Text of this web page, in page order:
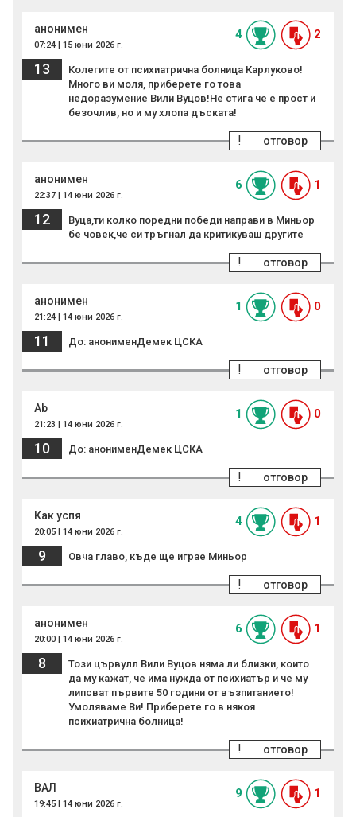
анонимен
07:24 | 15 юни 2026 г.
4 2
13
Колегите от психиатрична болница Карлуково!
Много ви моля, приберете го това
недоразумение Вили Вуцов!Не стига че е пpocт и
безочлив, но и му хлопа дъската!
отговор
!
анонимен
22:37 | 14 юни 2026 г.
6 1
12
Вуца,ти колко поредни победи направи в Миньор
бе човек,че си тръгнал да критикуваш другите
отговор
!
анонимен
21:24 | 14 юни 2026 г.
1 0
11 До: анонименДемек ЦСКА
отговор
!
Ab
21:23 | 14 юни 2026 г.
1 0
10 До: анонименДемек ЦСКА
отговор
!
Как успя
20:05 | 14 юни 2026 г.
4 1
9 Овча главо, къде ще играе Миньор
отговор
!
анонимен
20:00 | 14 юни 2026 г.
6 1
8
Този цъpвyлл Вили Вуцов няма ли близки, които
да му кажат, че има нужда от психиатър и че му
липсват първите 50 години от възпитанието!
Умоляваме Ви! Приберете го в някоя
психиатрична болница!
отговор
!
ВАЛ
19:45 | 14 юни 2026 г.
9 1